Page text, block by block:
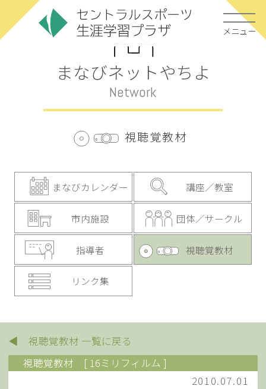
メニュー
まなびネットやちよ
Network
視聴覚教材
まなびカレンダー 講座／教室
市内施設 団体／サークル
指導者 視聴覚教材
リンク集
◀ 視聴覚教材 一覧に戻る
視聴覚教材
[ 16ミリフィルム ]
2010.07.01